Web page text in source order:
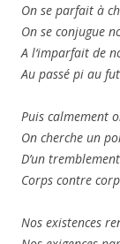
On se parfait à
On se conjugue
A l‘imparfait de
Au passé pi au
Puis calmement
On cherche un
D’un
Corps contre
Nos existences